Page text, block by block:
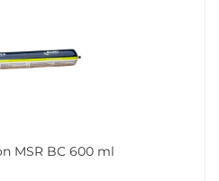
MSR BC 600 ml